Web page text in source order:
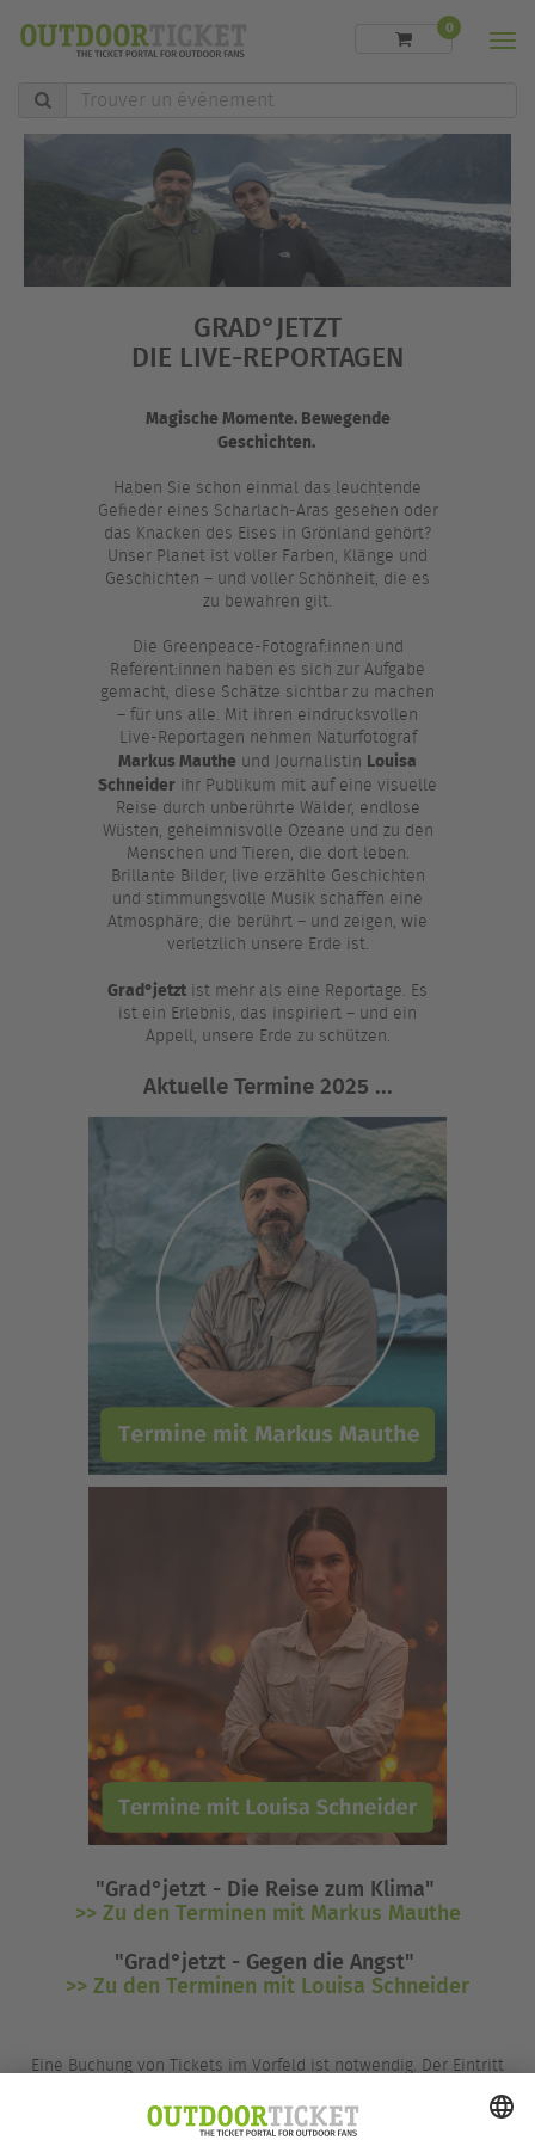
Trouver
événement
0
GRAD°JETZT
DIE LIVE-REPORTAGEN
Magische Momente. Bewegende
Geschichten.
Haben Sie schon einmal das leuchtende
Gefieder eines Scharlach-Aras gesehen oder
das Knacken des Eises in Grönland gehört?
Unser Planet ist voller Farben, Klänge und
Geschichten – und voller Schönheit, die es
zu bewahren gilt.
Die Greenpeace-Fotograf:innen und
Referent:innen haben es sich zur Aufgabe
gemacht, diese Schätze sichtbar zu machen
– für uns alle. Mit ihren eindrucksvollen
Live-Reportagen nehmen Naturfotograf
Markus Mauthe und Journalistin Louisa
Schneider ihr Publikum mit auf eine visuelle
Reise durch unberührte Wälder, endlose
Wüsten, geheimnisvolle Ozeane und zu den
Menschen und Tieren, die dort leben.
Brillante Bilder, live erzählte Geschichten
und stimmungsvolle Musik schaffen eine
Atmosphäre, die berührt – und zeigen, wie
verletzlich unsere Erde ist.
Grad°jetzt ist mehr als eine Reportage. Es
ist ein Erlebnis, das inspiriert – und ein
Appell, unsere Erde zu schützen.
Aktuelle Termine 2025 ...
"Grad°jetzt - Die Reise zum Klima"
>> Zu den Terminen mit Markus Mauthe
"Grad°jetzt - Gegen die Angst"
>> Zu den Terminen mit Louisa Schneider
Eine Buchung von Tickets im Vorfeld ist notwendig. Der Eintritt
Ticketsystem an.